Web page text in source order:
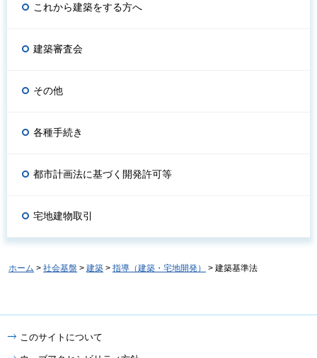
これから建築をする方へ
建築審査会
その他
各種手続き
都市計画法に基づく開発許可等
宅地建物取引
ホーム > 社会基盤 > 建築 > 指導（建築・宅地開発） > 建築基準法
このサイトについて